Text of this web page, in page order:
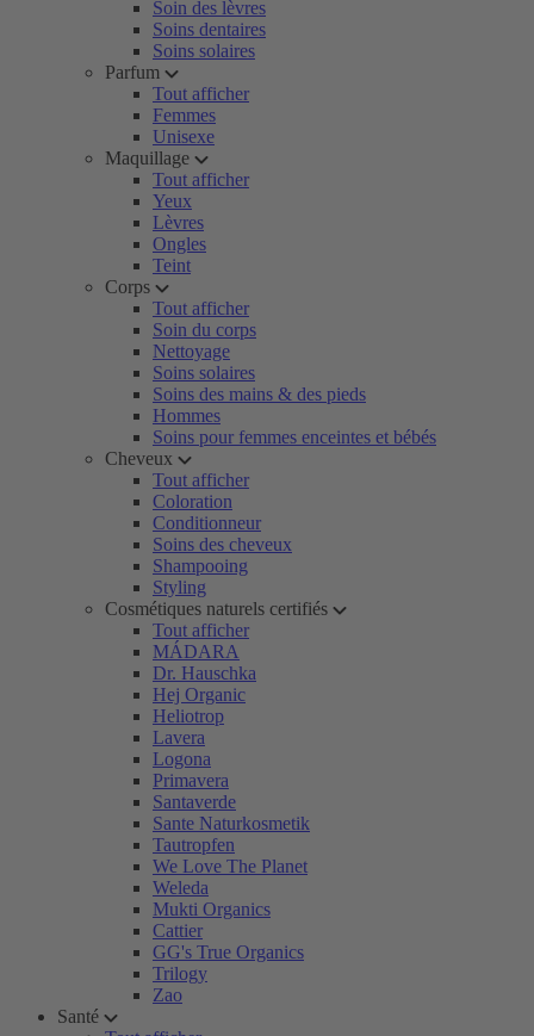
Soin des lèvres
Soins dentaires
Soins solaires
Parfum
Tout afficher
Femmes
Unisexe
Maquillage
Tout afficher
Yeux
Lèvres
Ongles
Teint
Corps
Tout afficher
Soin du corps
Nettoyage
Soins solaires
Soins des mains & des pieds
Hommes
Soins pour femmes enceintes et bébés
Cheveux
Tout afficher
Coloration
Conditionneur
Soins des cheveux
Shampooing
Styling
Cosmétiques naturels certifiés
Tout afficher
MÁDARA
Dr. Hauschka
Hej Organic
Heliotrop
Lavera
Logona
Primavera
Santaverde
Sante Naturkosmetik
Tautropfen
We Love The Planet
Weleda
Mukti Organics
Cattier
GG's True Organics
Trilogy
Zao
Santé